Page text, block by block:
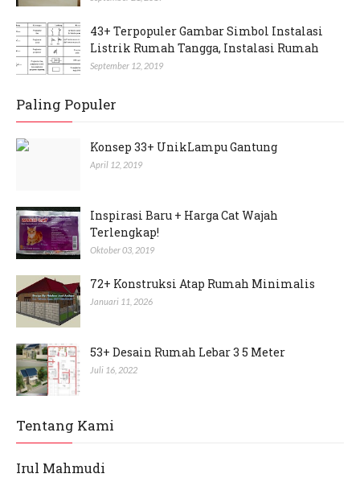
43+ Terpopuler Gambar Simbol Instalasi
Listrik Rumah Tangga, Instalasi Rumah
September 12, 2019
Paling Populer
Konsep 33+ UnikLampu Gantung
April 12, 2019
Inspirasi Baru + Harga Cat Wajah
Terlengkap!
Oktober 03, 2019
72+ Konstruksi Atap Rumah Minimalis
Januari 11, 2026
53+ Desain Rumah Lebar 3 5 Meter
Juli 16, 2022
Tentang Kami
Irul Mahmudi